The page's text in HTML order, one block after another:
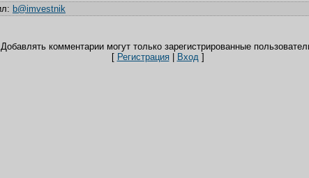
: b@imvestnik
Добавлять комментарии могут только зарегистрированные
[ Регистрация| Вход]